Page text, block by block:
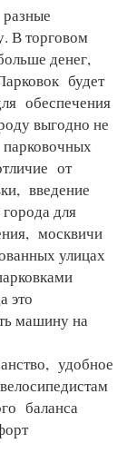
В торговом
денег,
будет
обеспечения
выгодно не
от
введение
для
москвичи
улицах
это
машину на
удобное
баланса